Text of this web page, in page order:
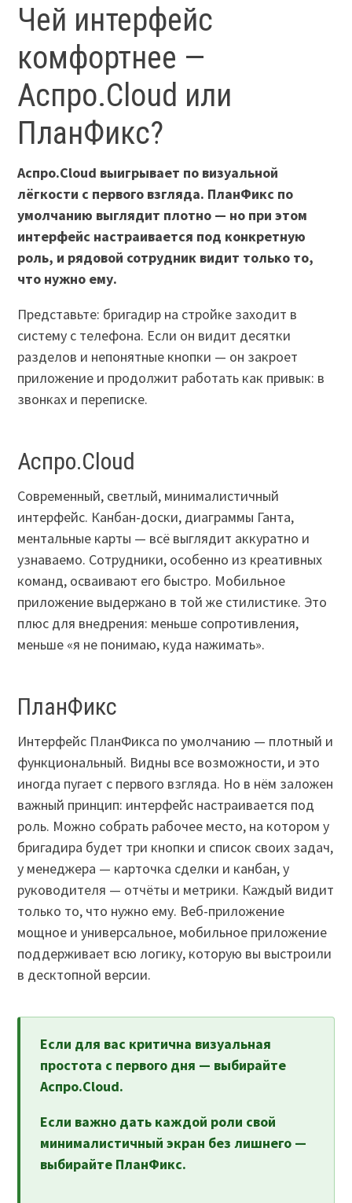
Чей интерфейс
комфортнее —
Аспро.Cloud или
ПланФикс?
Аспро.Cloud выигрывает по визуальной
лёгкости с первого взгляда. ПланФикс по
умолчанию выглядит плотно — но при этом
интерфейс настраивается под конкретную
роль, и рядовой сотрудник видит только то,
что нужно ему.
Представьте: бригадир на стройке заходит в
систему с телефона. Если он видит десятки
разделов и непонятные кнопки — он закроет
приложение и продолжит работать как привык: в
звонках и переписке.
Аспро.Cloud
Современный, светлый, минималистичный
интерфейс. Канбан-доски, диаграммы Ганта,
ментальные карты — всё выглядит аккуратно и
узнаваемо. Сотрудники, особенно из креативных
команд, осваивают его быстро. Мобильное
приложение выдержано в той же стилистике. Это
плюс для внедрения: меньше сопротивления,
меньше «я не понимаю, куда нажимать».
ПланФикс
Интерфейс ПланФикса по умолчанию — плотный и
функциональный. Видны все возможности, и это
иногда пугает с первого взгляда. Но в нём заложен
важный принцип: интерфейс настраивается под
роль. Можно собрать рабочее место, на котором у
бригадира будет три кнопки и список своих задач,
у менеджера — карточка сделки и канбан, у
руководителя — отчёты и метрики. Каждый видит
только то, что нужно ему. Веб-приложение
мощное и универсальное, мобильное приложение
поддерживает всю логику, которую вы выстроили
в десктопной версии.
Если для вас критична визуальная
простота с первого дня — выбирайте
Аспро.Cloud.
Если важно дать каждой роли свой
минималистичный экран без лишнего —
выбирайте ПланФикс.